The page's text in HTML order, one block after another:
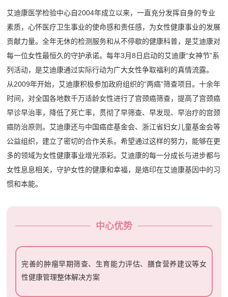
艾迪康医学检验中心自2004年成立以来，一直充分发挥自身的专业
素质，心怀医疗卫生事业的使命感和责任感，为女性健康事业的发展
贡献力量。全年无休的检测服务和从不停歇的健康科普，是艾迪康对
每一位女性最恒久的守护承诺。每年3月8日启动的艾迪康“女神节”系
列活动，是艾迪康通过实际行动为广大女性争取福利的真情流露。
从2009年开始，艾迪康积极参加政府组织的“两癌”筛查项目。十余年
时间，对全国各地数千万适龄女性进行了宫颈癌筛查，提高了宫颈癌
早诊早治率，降低了死亡率，贯彻了早筛查、早发现、早治疗的宫颈
癌防治原则。艾迪康还与中国癌症基金会、浙江省妇女儿童基金会等
公益组织，建立了密切的合作关系。希望通过这样的努力，能够在更
多的领域为女性健康事业增光添彩。艾迪康的每一分成长与进步都与
女性息息相关，守护女性的健康和幸福，是烙印在艾迪康基因中的习
惯和本能。
中心优势
完善的肿瘤早期筛查、生育能力评估、膳食营养建议等女
性健康管理整体解决方案